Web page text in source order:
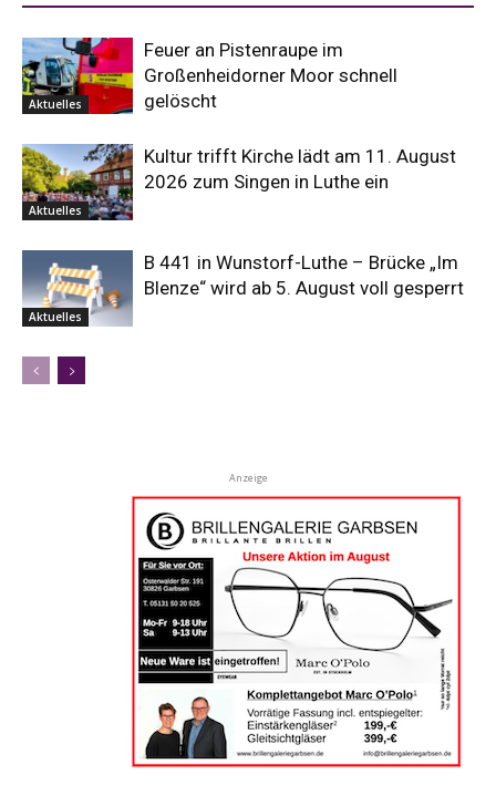
Aktuelles
Feuer an Pistenraupe im
Großenheidorner Moor schnell
gelöscht
Aktuelles
Kultur trifft Kirche lädt am 11. August
2026 zum Singen in Luthe ein
Aktuelles
B 441 in Wunstorf-Luthe – Brücke „Im
Blenze“ wird ab 5. August voll gesperrt
Anzeige